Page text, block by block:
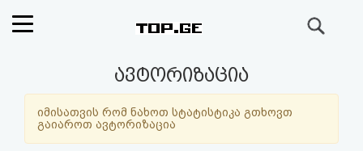
ფოსტა
ავტორიზაცია
იმისათვის რომ ნახოთ სტატისტიკა გთხოვთ
გაიაროთ ავტორიზაცია